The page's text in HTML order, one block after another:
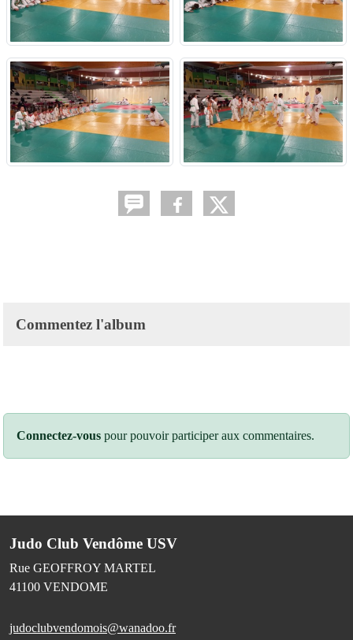
Commentez l'album
Connectez-vous pour pouvoir participer aux commentaires.
Judo Club Vendôme USV
Rue GEOFFROY MARTEL
41100 VENDOME
judoclubvendomois@wanadoo.fr